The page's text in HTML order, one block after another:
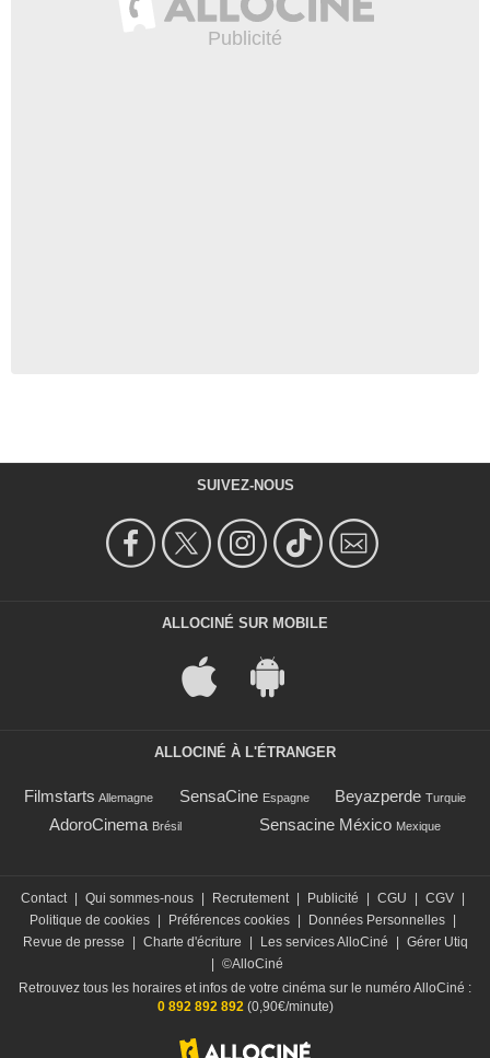
SUIVEZ-NOUS
ALLOCINÉ SUR MOBILE
ALLOCINÉ À L'ÉTRANGER
Filmstarts Allemagne SensaCine Espagne Beyazperde Turquie
AdoroCinema Brésil Sensacine México Mexique
Contact Qui sommes-nous Recrutement Publicité CGU CGV
Politique de cookies
Préférences cookies Données Personnelles
Revue de presse
Charte d'écriture Les services AlloCiné
Gérer Utiq
©AlloCiné
Retrouvez tous les horaires et infos de votre cinéma sur le numéro AlloCiné :
0 892 892 892(0,90€/minute)